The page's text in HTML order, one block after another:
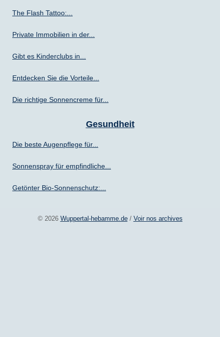
The Flash Tattoo:...
Private Immobilien in der...
Gibt es Kinderclubs in...
Entdecken Sie die Vorteile...
Die richtige Sonnencreme für...
Gesundheit
Die beste Augenpflege für...
Sonnenspray für empfindliche...
Getönter Bio-Sonnenschutz:...
© 2026 Wuppertal-hebamme.de/ Voir nos archives